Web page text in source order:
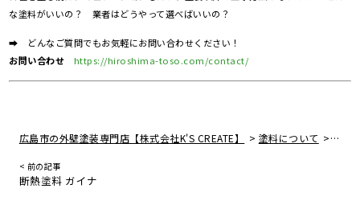
な塗料がいいの？ 業者はどうやって選べばいいの？
➡ どんなご質問でもお気軽にお問い合わせください！
お問い合わせ
https://hiroshima-toso.com/contact/
広島市の外壁塗装専門店【株式会社K'S CREATE】 > 塗料について > 日本
< 前の記事
断熱塗料 ガイナ